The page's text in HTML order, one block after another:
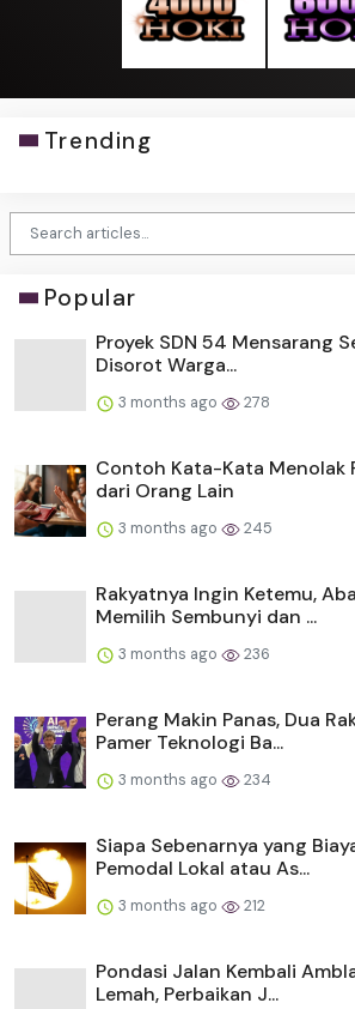
Trending
Popular
Proyek SDN 54 Mensarang
Disorot Warga...
3 months ago 278
Contoh Kata-Kata Menolak
dari Orang Lain
3 months ago 245
Rakyatnya Ingin Ketemu,
Memilih Sembunyi dan ...
3 months ago 236
Perang Makin Panas, Dua
Pamer Teknologi Ba...
3 months ago 234
Siapa Sebenarnya yang
Pemodal Lokal atau As...
3 months ago 212
Pondasi Jalan Kembali
Lemah, Perbaikan J...